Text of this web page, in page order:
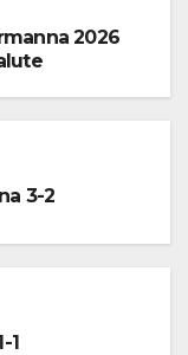
2026
3-2
1